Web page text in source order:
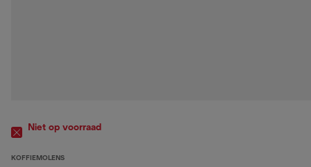
Niet op voorraad
KOFFIEMOLENS